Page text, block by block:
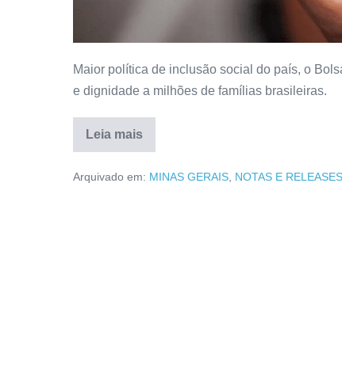
Maior política de inclusão social do país, o
e dignidade a milhões de famílias brasileiras.
Leia mais
Arquivado em: MINAS GERAIS, NOTAS E RELEASES